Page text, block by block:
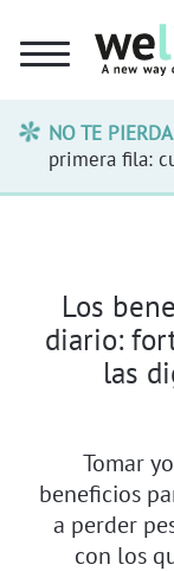
NO TE
primera fila:
Los
diario:
las
Tomar
beneficios
a perder
con los